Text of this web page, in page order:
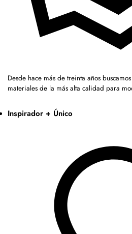
Desde hace más de treinta años
materiales de la más alta calidad para
Inspirador + Único